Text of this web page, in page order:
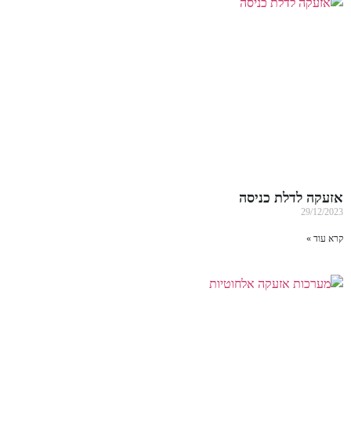
אזעקה לדלת כניסה
29/12/2023
קרא עוד »